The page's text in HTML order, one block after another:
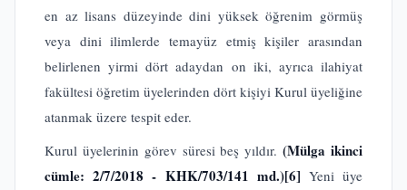
en az lisans düzeyinde dini yüksek öğrenim görmüş
veya dini ilimlerde temayüz etmiş kişiler arasından
belirlenen yirmi dört adaydan on iki, ayrıca ilahiyat
fakültesi öğretim üyelerinden dört kişiyi Kurul üyeliğine
atanmak üzere tespit eder.
Kurul üyelerinin görev süresi beş yıldır.(Mülga ikinci
cümle: 2/7/2018 - KHK/703/141 md.)[6] Yeni üye